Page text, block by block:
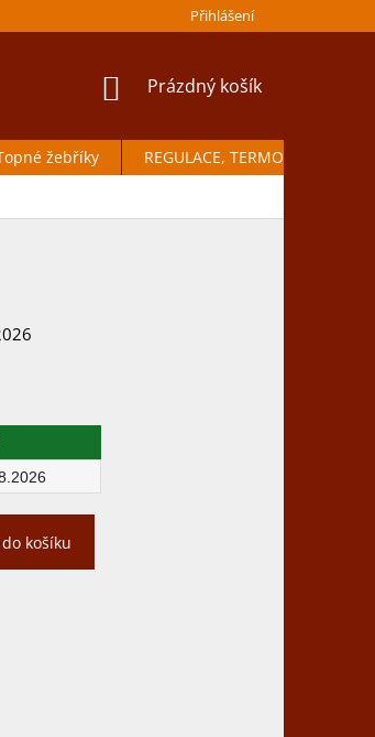
VRÁCENÍ ZBOŽÍPřihlášení
NÁKUPNÍ
Prázdný košík
žebříky REGULACE, TERMOSTATY
košíku